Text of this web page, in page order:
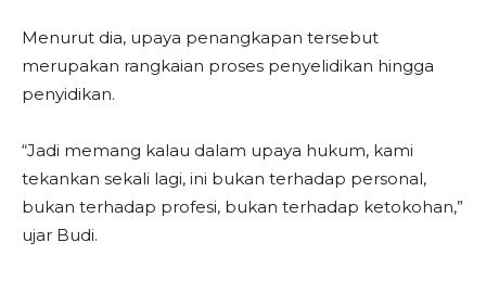
Menurut dia, upaya penangkapan tersebut
merupakan rangkaian proses penyelidikan hingga
penyidikan.
“Jadi memang kalau dalam upaya hukum, kami
tekankan sekali lagi, ini bukan terhadap personal,
bukan terhadap profesi, bukan terhadap ketokohan,”
ujar Budi.